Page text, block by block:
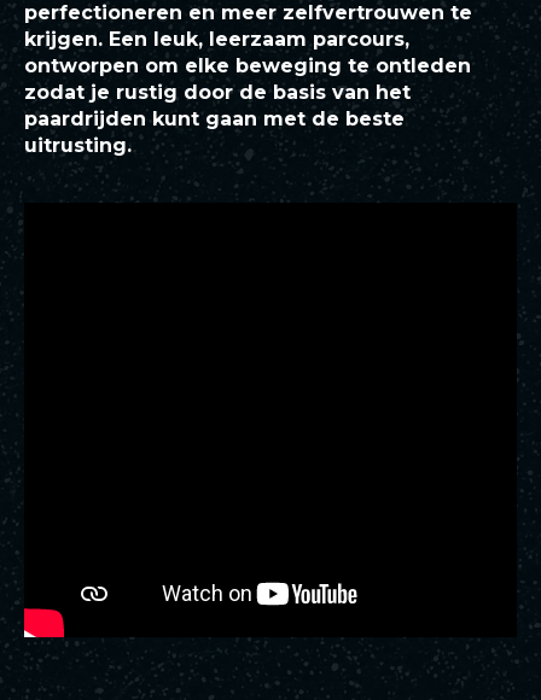
perfectioneren en meer zelfvertrouwen te
krijgen. Een leuk, leerzaam parcours,
ontworpen om elke beweging te ontleden
zodat je rustig door de basis van het
paardrijden kunt gaan met de beste
uitrusting.